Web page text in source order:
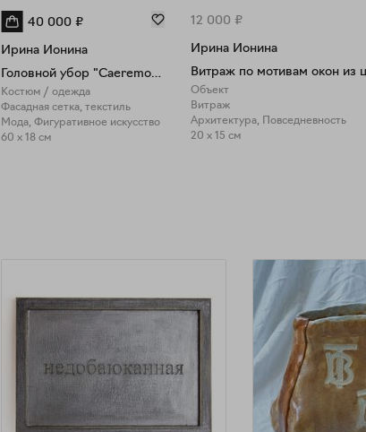
40 000 ₽
Ирина Ионина
Головной убор "Сaeremonia"
Костюм / одежда
Фасадная сетка, текстиль
Мода, Фигуративное искусство
60 x 18 см
12 000 ₽
Ирина Ионина
Объект
Витраж
Архитектура, Повседневность
20 x 15 см